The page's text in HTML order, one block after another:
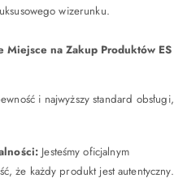
wizerunku.
Miejsce na Zakup Produktów ES
i najwyższy standard obsługi,
Jesteśmy oficjalnym
że każdy produkt jest autentyczny.